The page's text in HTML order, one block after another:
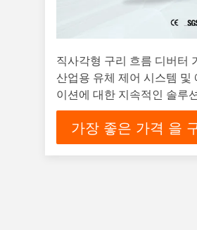
직사각형 구리 흐름 디버터
산업용 유체 제어 시스템 및
이션에 대한 지속적인 솔루션
가장 좋은 가격 을